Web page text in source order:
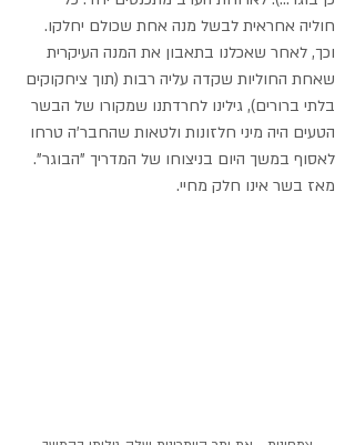
חוליה אחראית לבשל מנה אחת שכולם יחלקו.
וכך, לאחר שאכלנו בתאבון את המנה העיקרית
שאחת החוליות שקדה עליה רבות (תוך ציחקוקים
בלתי ברורים), גילינו לחרדתנו שמקורו של הבשר
הטעים היה מיני חלזונות ולטאות שהחבר'ה טרחו
לאסוף במשך היום בניצוחו של המדריך "הבוגר".
מאז בשר אינו חלק מחיי.